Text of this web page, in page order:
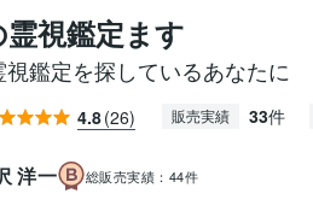
視鑑定ます
鑑定を探しているあなたに
4.8(26) 販売実績 33件
洋一 総販売実績： 44件